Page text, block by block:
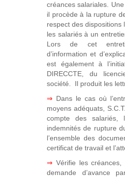
créances salariales.
il procède à la rupture
respect des dispositions
les salariés à un
Lors de cet
d’information et
est également à
DIRECCTE, du
société. Il produit les
⇒ Dans le cas où
moyens adéquats,
compte des salariés,
indemnités de rupture
l’ensemble des
certificat de travail et
⇒ Vérifie les
demande d’avance